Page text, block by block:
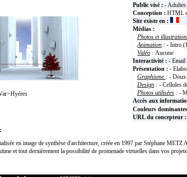
Public visé : - Adultes
Conception : HTML
Site existe en :
Médias :
Photos et
Animation : - Intro
Vidéo : Aucune
Interactivité : - Email
Présentation : -
Graphisme : - Doux
Design : - Cellules
Photos utilisées : -
Accès aux
Couleurs
URL du concepteur :
en image de synthèse d'architecture, créée en 1997 par Stéphane
et tout dernièrement la possibilité de promenade virtuelles dans vos